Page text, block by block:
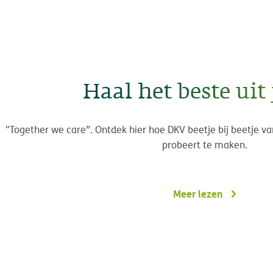
Haal het beste uit
"Together we care”. Ontdek hier hoe DKV beetje bij beetje
probeert te maken.
Meer lezen